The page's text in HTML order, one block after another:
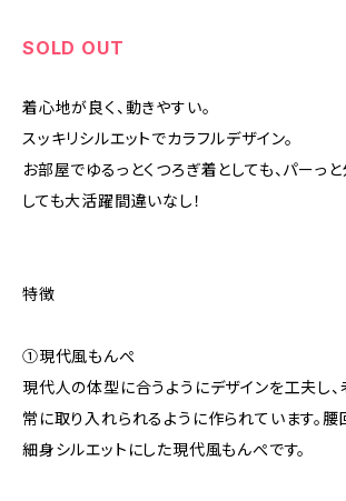
SOLD OUT
着心地が良く、動きやすい。
スッキリシルエットでカラフルデザイン。
お部屋でゆるっとくつろぎ着としても、パーっ
しても大活躍間違いなし！
特徴
①現代風もんぺ
現代人の体型に合うようにデザインを工夫し
常に取り入れられるように作られています。腰
細身シルエットにした現代風もんぺです。